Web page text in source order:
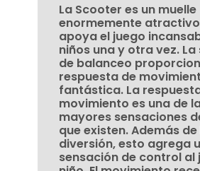
La Scooter es un muelle
enormemente
apoya el juego
niños una y otra vez.
de balanceo
respuesta de
fantástica. La
movimiento es una de
mayores sensaciones
que existen. Además de
diversión, esto agrega
sensación de control al